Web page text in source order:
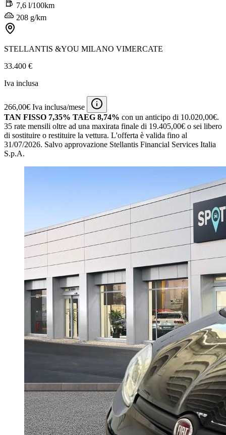
7,6 l/100km
208 g/km
STELLANTIS &YOU MILANO VIMERCATE
33.400 €
Iva inclusa
266,00€ Iva inclusa/mese
TAN FISSO 7,35% TAEG 8,74% con un anticipo di 10.020,00€.
35 rate mensili oltre ad una maxirata finale di 19.405,00€ o sei libero
di sostituire o restituire la vettura. L'offerta è valida fino al
31/07/2026. Salvo approvazione Stellantis Financial Services Italia
S.p.A.